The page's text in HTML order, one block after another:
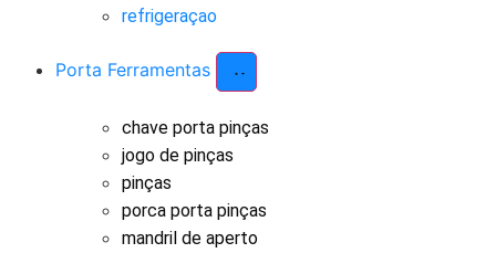
refrigeraçao
Porta Ferramentas
chave porta pinças
jogo de pinças
pinças
porca porta pinças
mandril de aperto